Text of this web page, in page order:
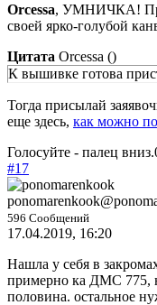
Orcessa, УМНИЧКА!
своей ярко-голубой
Цитата Orcessa ()
К вышивке готова
Тогда присылай
еще здесь, как можно
Голосуйте - палец вниз.
#17
ponomarenkook
596 Сообщений
17.04.2019, 16:20
Нашла у себя в
примерно ка ДМС 775,
половина. остальное